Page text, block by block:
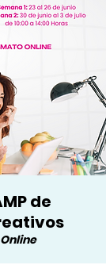
de
Online